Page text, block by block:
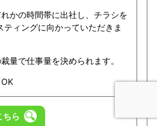
かの時間帯に出社し、チラシを
ティングに向かっていただきま
量で仕事量を決められます。
8円
ちら